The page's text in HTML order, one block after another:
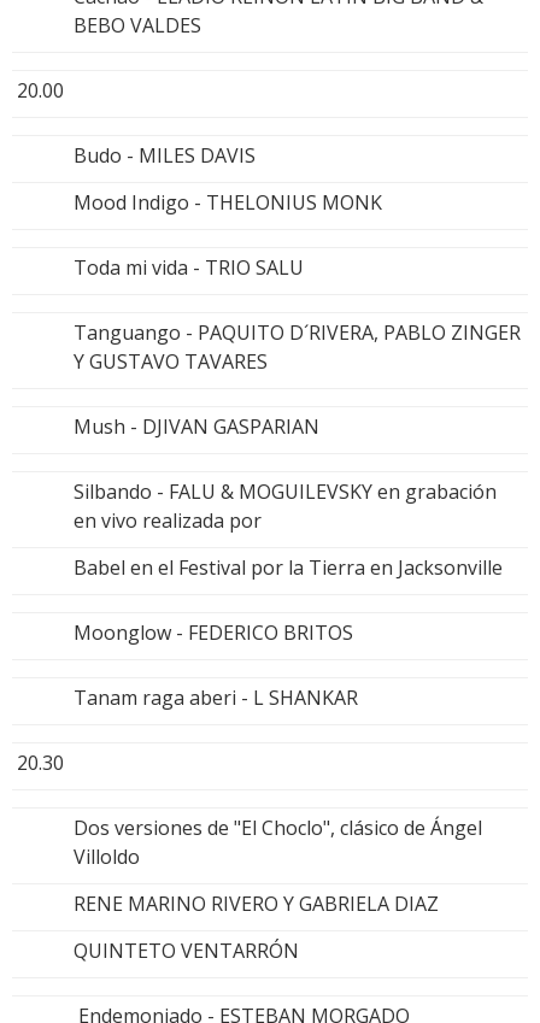
BEBO VALDES
20.00
Budo - MILES DAVIS
Mood Indigo - THELONIUS MONK
Toda mi vida - TRIO SALU
Tanguango - PAQUITO D´RIVERA, PABLO ZINGER
Y GUSTAVO TAVARES
Mush - DJIVAN GASPARIAN
Silbando - FALU & MOGUILEVSKY en grabación
en vivo realizada por
Babel en el Festival por la Tierra en Jacksonville
Moonglow - FEDERICO BRITOS
Tanam raga aberi - L SHANKAR
20.30
Dos versiones de "El Choclo", clásico de Ángel
Villoldo
RENE MARINO RIVERO Y GABRIELA DIAZ
QUINTETO VENTARRÓN
Endemoniado - ESTEBAN MORGADO